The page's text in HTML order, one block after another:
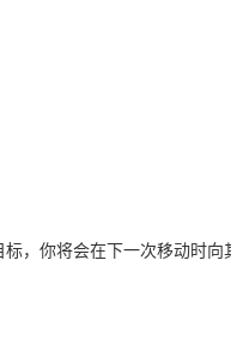
，你将会在下一次移动时向